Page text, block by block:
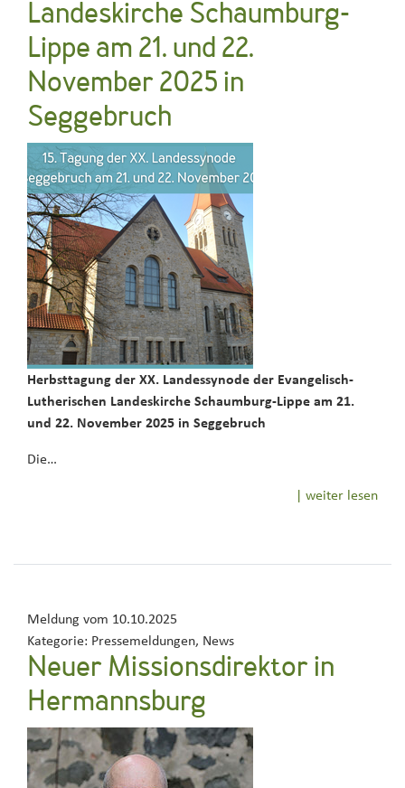
Landeskirche Schaumburg-
Lippe am 21. und 22.
November 2025 in
Seggebruch
Herbsttagung der XX. Landessynode der Evangelisch-
Lutherischen Landeskirche Schaumburg-Lippe am 21.
und 22. November 2025 in Seggebruch
Die…
| weiter lesen
Meldung vom 10.10.2025
Kategorie: Pressemeldungen, News
Neuer Missionsdirektor in
Hermannsburg